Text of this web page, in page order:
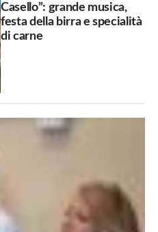
Casello”: grande musica,
festa della birra e specialità
di carne